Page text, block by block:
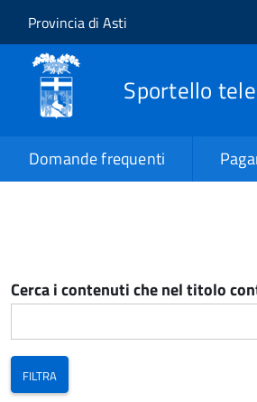
Salta al contenuto principale
Skip to site navigation
Provincia di Asti
Sportello
Domande frequenti
Cerca i contenuti che nel titolo